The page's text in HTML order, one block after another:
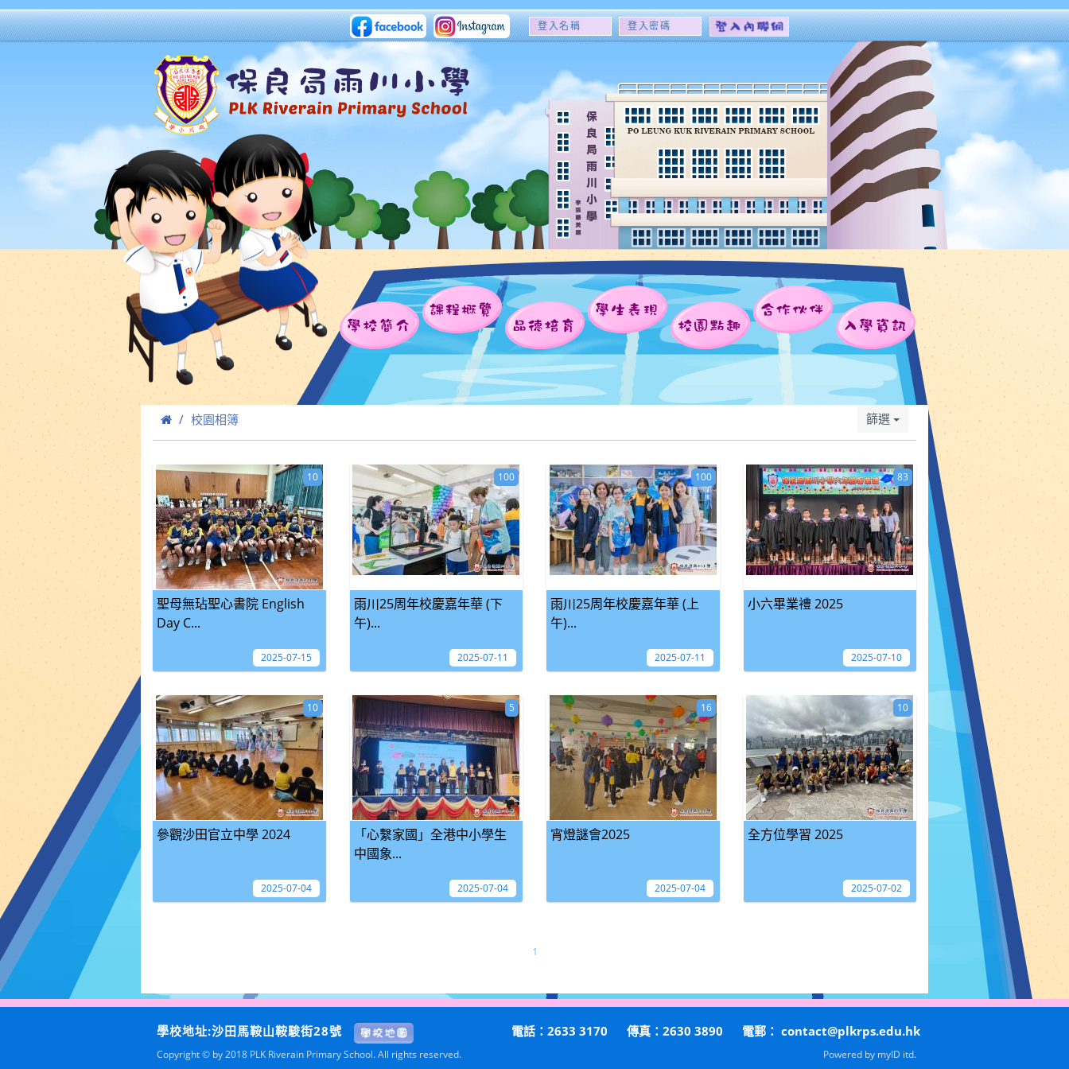
登
名
稱
登
密
碼
學校簡介
課程概覽
品德培育
學生表現
校園點趣
合作伙伴
入學資訊
校園相簿 篩選
聖母無玷聖心書院 English
Day C...
10
2025-07-15
雨川25周年校慶嘉年華 (下
午)...
100
2025-07-11
雨川25周年校慶嘉年華 (上
午)...
100
2025-07-11
小六畢業禮 2025
83
2025-07-10
參觀沙田官立中學 2024
10
2025-07-04
「心繫家國」全港中小學生
中國象...
5
2025-07-04
宵燈謎會2025
16
2025-07-04
全方位學習 2025
10
2025-07-02
1
學校地址:沙田馬鞍山鞍駿街28號 電話：2633 3170 傳真：2630 3890 電郵： contact@plkrps.edu.hk
Copyright © by 2018 PLK Riverain Primary School. All rights reserved. Powered by myID itd.